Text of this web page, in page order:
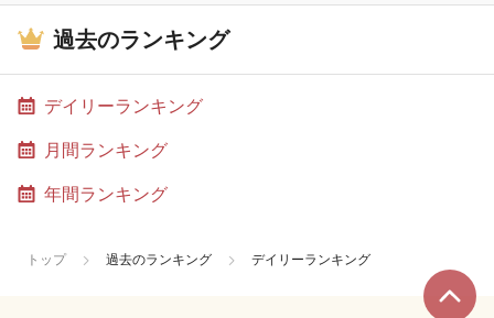
過去のランキング
デイリーランキング
月間ランキング
年間ランキング
トップ 過去のランキング デイリーランキング